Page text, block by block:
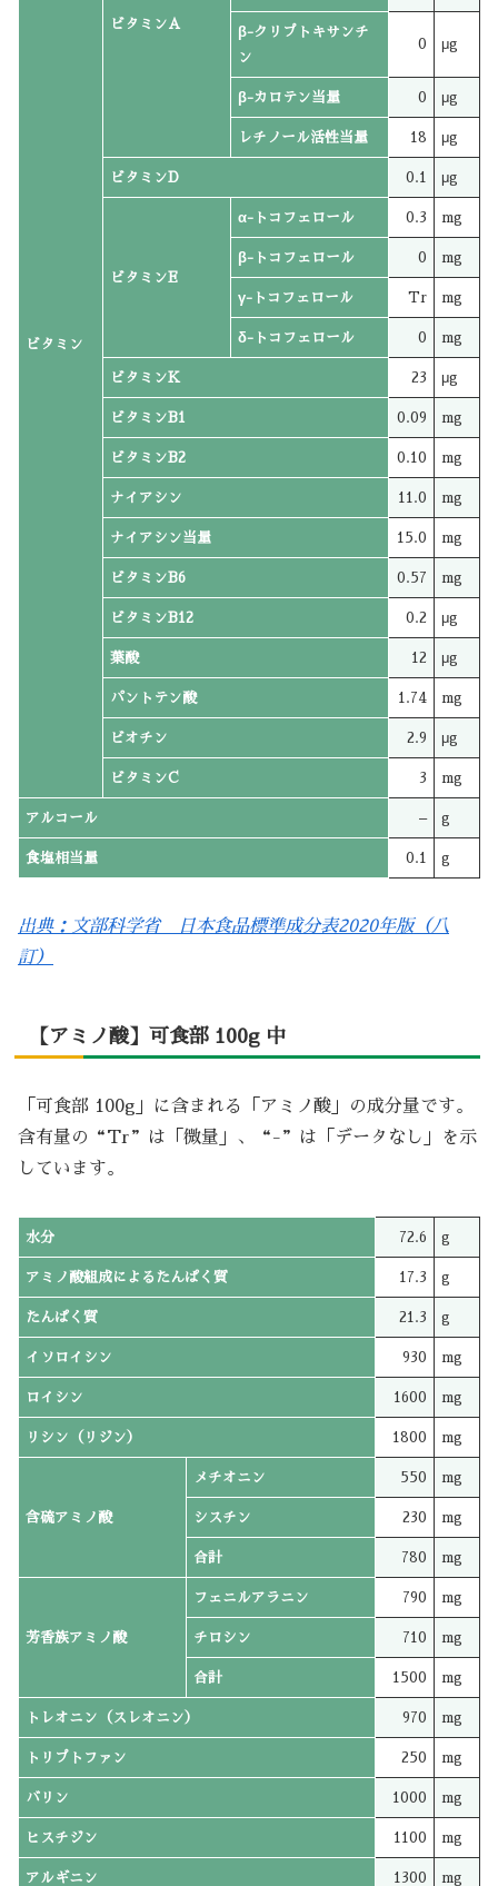
ビタミン
ビタミンA
β-クリプトキサンチ
ン
0 μg
β-カロテン当量 0 μg
レチノール活性当量 18 μg
ビタミンD 0.1 μg
ビタミンE
α-トコフェロール 0.3 mg
β-トコフェロール 0 mg
γ-トコフェロール Tr mg
δ-トコフェロール 0 mg
ビタミンK 23 μg
ビタミンB1 0.09 mg
ビタミンB2 0.10 mg
ナイアシン 11.0 mg
ナイアシン当量 15.0 mg
ビタミンB6 0.57 mg
ビタミンB12 0.2 μg
葉酸 12 μg
パントテン酸 1.74 mg
ビオチン 2.9 μg
ビタミンC 3 mg
アルコール – g
食塩相当量 0.1 g
出典：文部科学省 日本食品標準成分表2020年版（八
訂）
【アミノ酸】可食部 100g 中
「可食部 100g」に含まれる「アミノ酸」の成分量です。
含有量の“Tr”は「微量」、“-”は「データなし」を示
しています。
水分 72.6 g
アミノ酸組成によるたんぱく質 17.3 g
たんぱく質 21.3 g
イソロイシン 930 mg
ロイシン 1600 mg
リシン（リジン） 1800 mg
含硫アミノ酸
メチオニン 550 mg
シスチン 230 mg
合計 780 mg
芳香族アミノ酸
フェニルアラニン 790 mg
チロシン 710 mg
合計 1500 mg
トレオニン（スレオニン） 970 mg
トリプトファン 250 mg
バリン 1000 mg
ヒスチジン 1100 mg
アルギニン 1300 mg